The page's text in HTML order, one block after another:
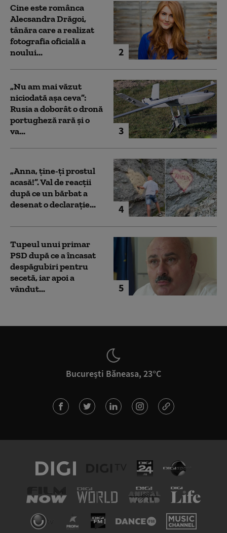
2
Cine este românca
Alecsandra Drăgoi,
tânăra care a realizat
fotografia oficială a
noului...
3
„Nu am mai văzut
niciodată așa ceva”:
Rusia a doborât o dronă
portugheză rară și o
va...
4
„Anna, ţine-ţi prostul
acasă!”. Val de reacții
după ce un bărbat a
desenat o declarație...
5
Tupeul unui primar
PSD după ce a încasat
despăgubiri pentru
secetă, iar apoi a
vândut...
București Băneasa, 23°C